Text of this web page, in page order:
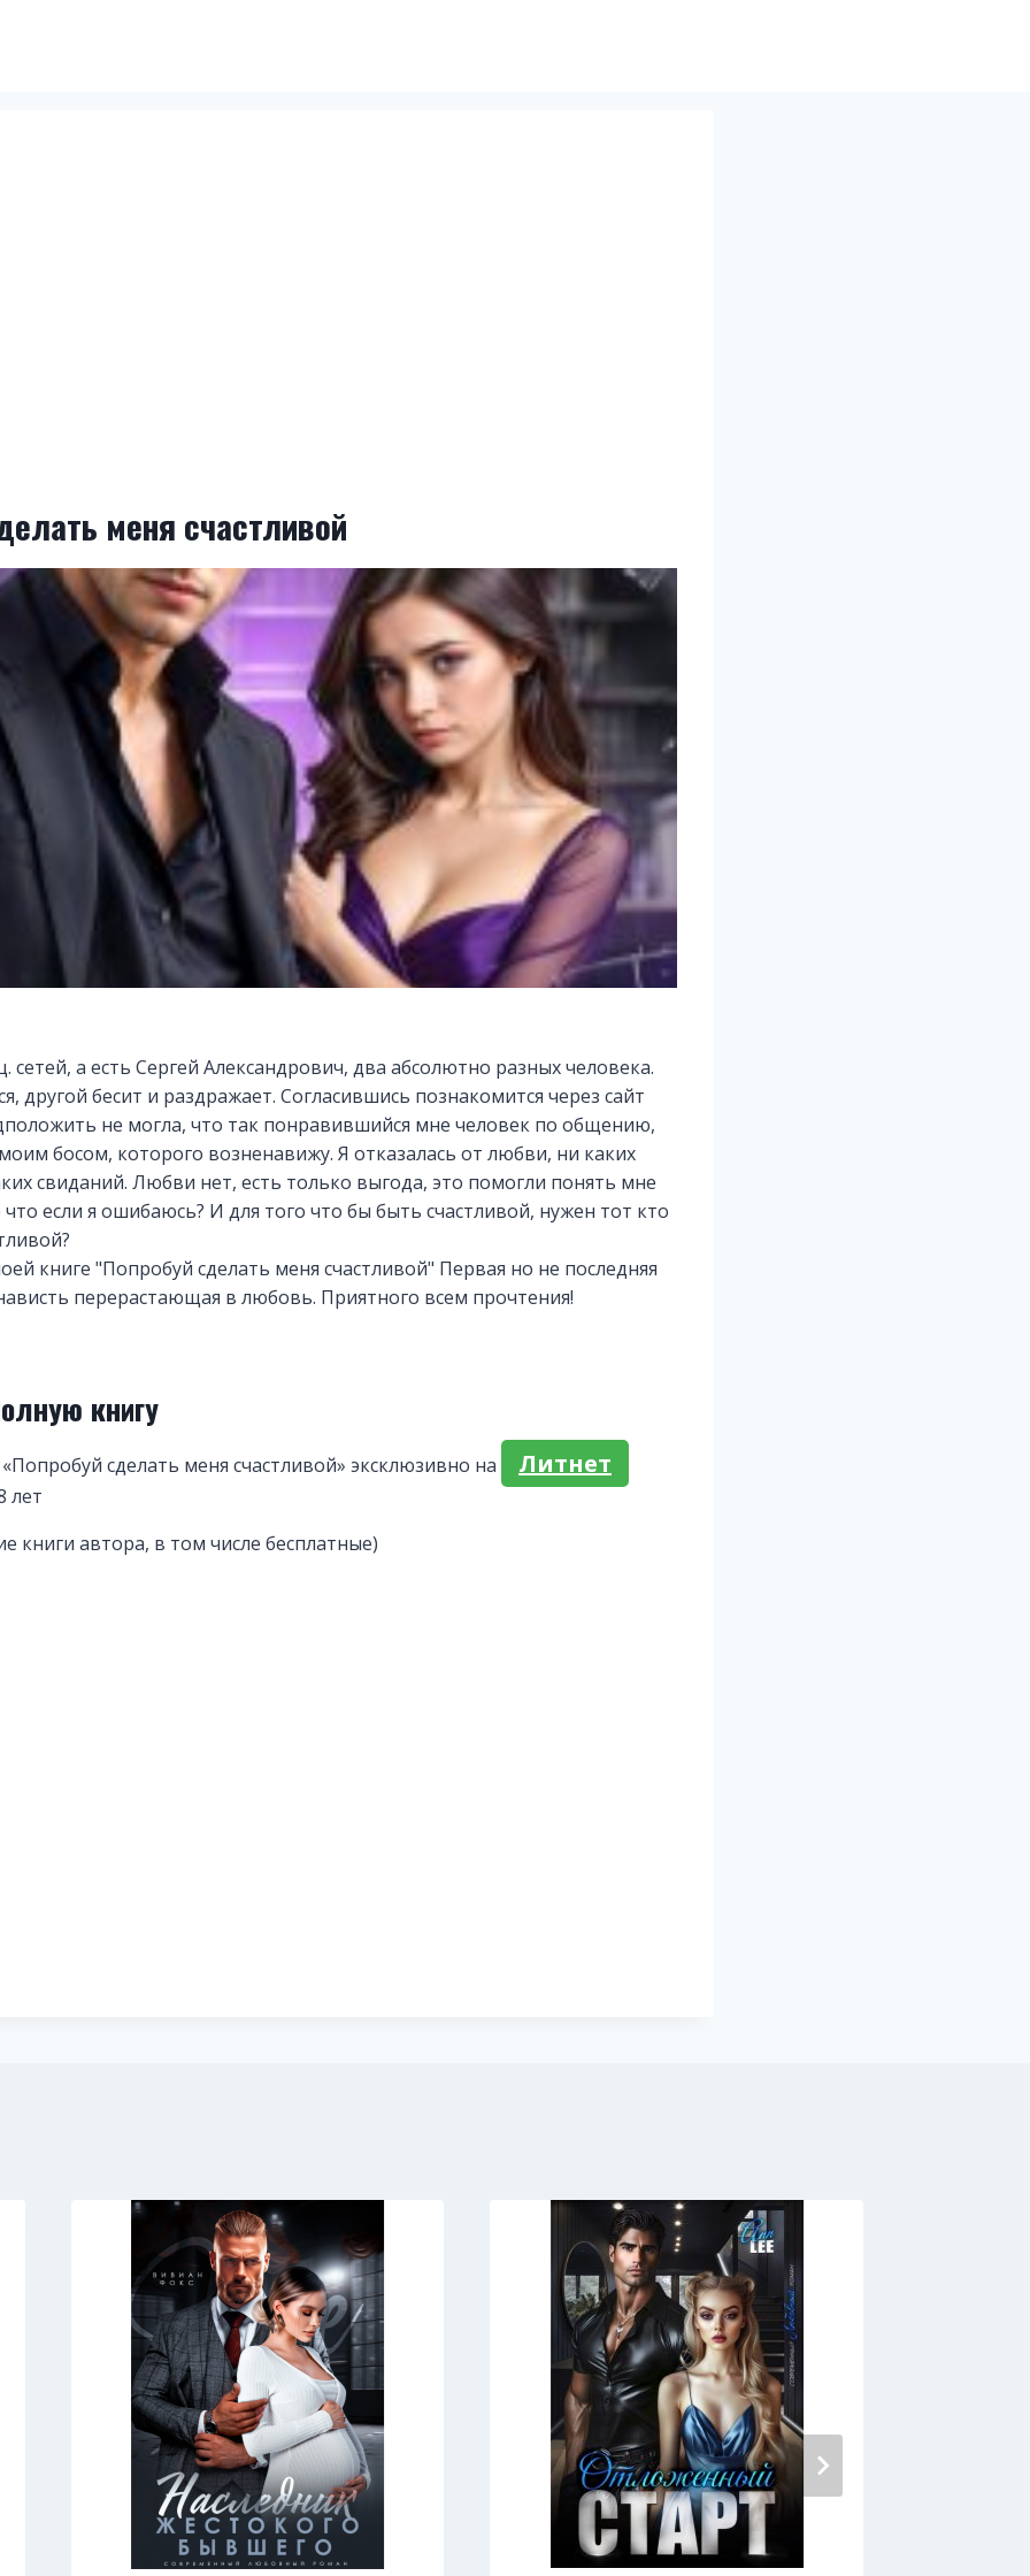
меня счастливой
сетей, а есть Сергей Александрович, два абсолютно разных человека.
другой бесит и раздражает. Согласившись познакомится через сайт
не могла, что так понравившийся мне человек по общению,
босом, которого возненавижу. Я отказалась от любви, ни каких
свиданий. Любви нет, есть только выгода, это помогли понять мне
если я ошибаюсь? И для того что бы быть счастливой, нужен тот кто
книге "Попробуй сделать меня счастливой" Первая но не последняя
перерастающая в любовь. Приятного всем прочтения!
книгу
сделать меня счастливой» эксклюзивно на Литнет
лет
книги автора, в том числе бесплатные)